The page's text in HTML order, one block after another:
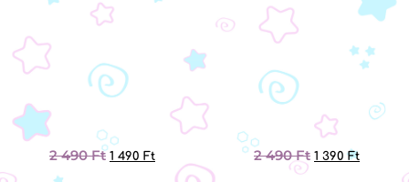
2 490Ft 1 490 Ft 2 490Ft 1 390Ft